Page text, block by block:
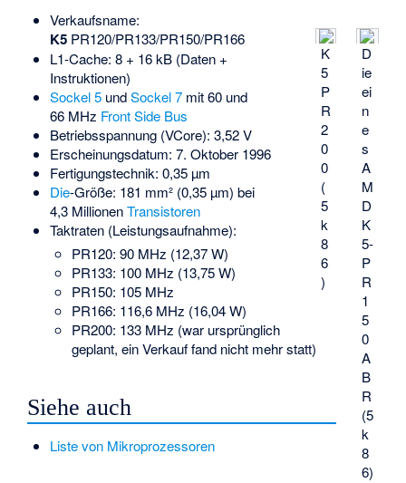
D
ie
ei
n
e
s
A
M
D
K
5-
P
R
1
5
0
A
B
R
(5
k
8
6)
K
5
P
R
2
0
0
(
5
k
8
6
)
Verkaufsname:
K5PR120/PR133/PR150/PR166
L1-Cache: 8 + 16 kB (Daten +
Instruktionen)
Sockel 5undSockel 7mit 60 und
66 MHz Front Side Bus
Betriebsspannung (VCore): 3,52 V
Erscheinungsdatum: 7. Oktober 1996
Fertigungstechnik: 0,35 µm
Die-Größe: 181 mm² (0,35 µm) bei
4,3 MillionenTransistoren
Taktraten (Leistungsaufnahme):
PR120: 90 MHz (12,37 W)
PR133: 100 MHz (13,75 W)
PR150: 105 MHz
PR166: 116,6 MHz (16,04 W)
PR200: 133 MHz (war ursprünglich
geplant, ein Verkauf fand nicht mehr statt)
Siehe auch
Liste von Mikroprozessoren